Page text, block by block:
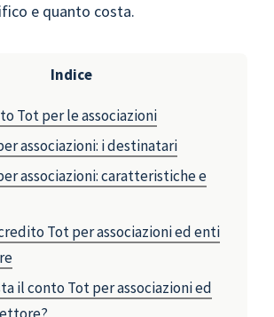
e quanto costa.
Indice
Tot per le associazioni
associazioni: i destinatari
associazioni: caratteristiche e
Tot per associazioni ed enti
il conto Tot per associazioni ed